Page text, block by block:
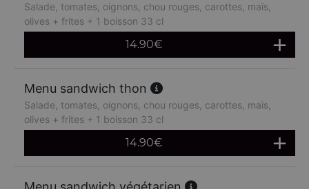
Salade, tomates, oignons, chou rouges, carottes, maïs,
olives + frites + 1 boisson 33 cl
14.90€
Menu sandwich thon
Salade, tomates, oignons, chou rouges, carottes, maïs,
olives + frites + 1 boisson 33 cl
14.90€